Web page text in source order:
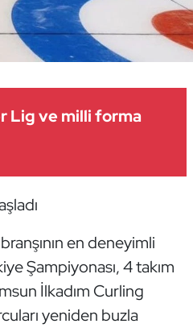
Lig ve milli forma
en deneyimli
Şampiyonası, 4 takım
İlkadım Curling
yeniden buzla